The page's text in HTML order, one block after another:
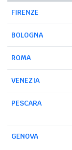
FIRENZE
BOLOGNA
ROMA
VENEZIA
PESCARA
GENOVA